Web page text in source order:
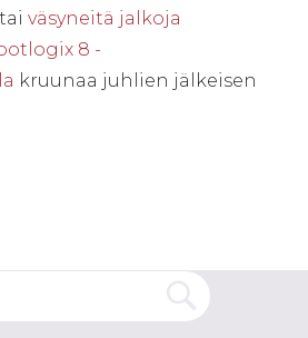
tai väsyneitä jalkoja
8 -
kruunaa juhlien jälkeisen